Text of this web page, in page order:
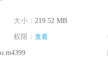
大小： 219.52 MB
权限： 查看